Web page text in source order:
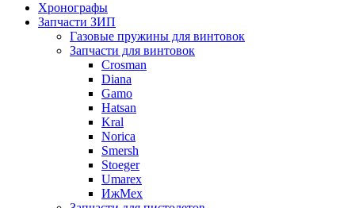
Хронографы
Запчасти ЗИП
Газовые пружины для винтовок
Запчасти для винтовок
Crosman
Diana
Gamo
Hatsan
Kral
Norica
Smersh
Stoeger
Umarex
ИжМех